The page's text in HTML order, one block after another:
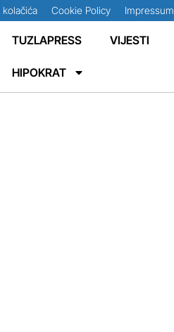
kolačića Cookie Policy Impressum
TUZLAPRESS VIJESTI
HIPOKRAT